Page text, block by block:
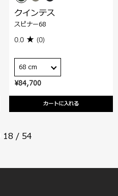
¥84,700
カートに入れる
クインテス
スピナー68
0.0 (0)
68 cm
18 / 54